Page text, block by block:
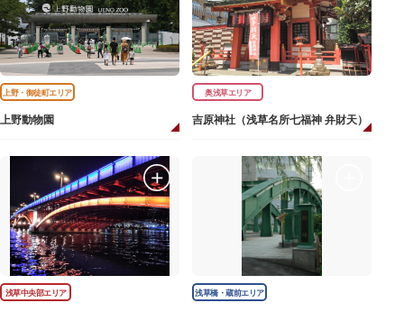
上野・御徒町エリア
上野動物園
奥浅草エリア
吉原神社（浅草名所七福神 弁財天）
浅草中央部エリア 浅草橋・蔵前エリア